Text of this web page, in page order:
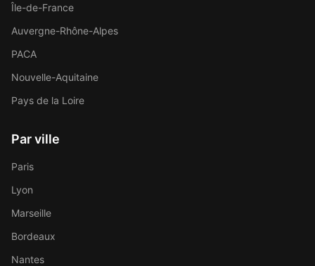
Île-de-France
Auvergne-Rhône-Alpes
PACA
Nouvelle-Aquitaine
Pays de la Loire
Par ville
Paris
Lyon
Marseille
Bordeaux
Nantes